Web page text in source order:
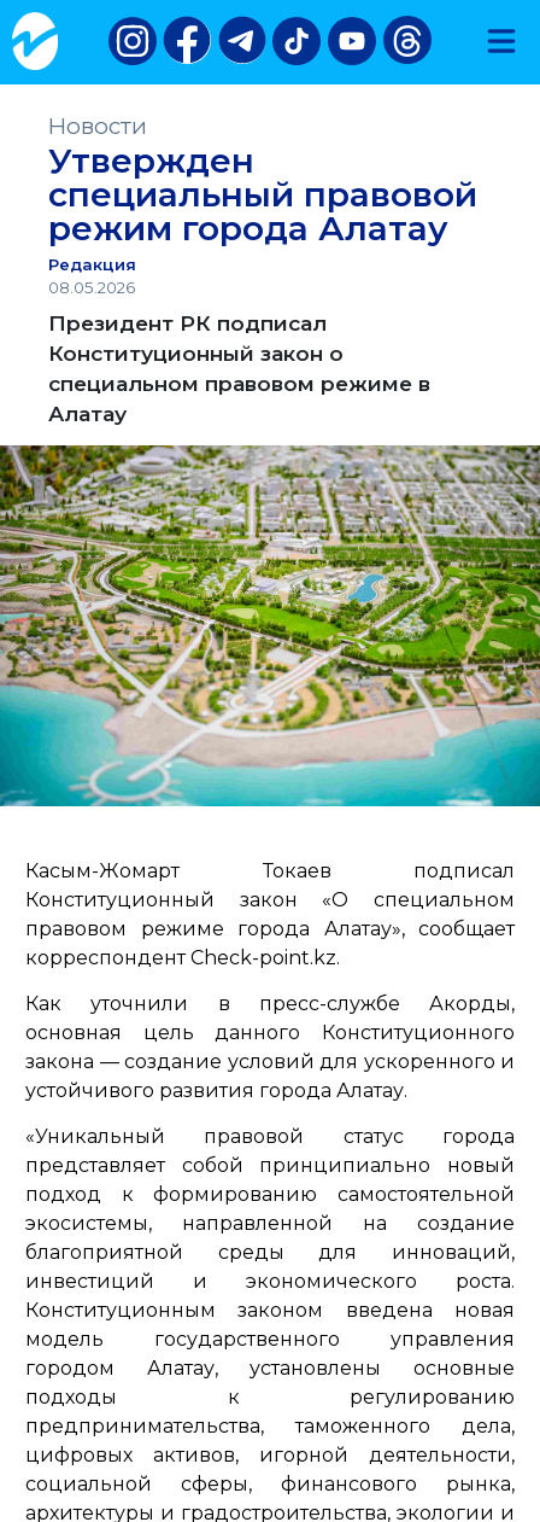
Новости
Утвержден
специальный правовой
режим города Алатау
Редакция
08.05.2026
Президент РК подписал
Конституционный закон о
специальном правовом режиме в
Алатау
Касым-Жомарт Токаев подписал
Конституционный закон «О специальном
правовом режиме города Алатау», сообщает
корреспондент Check-point.kz.
Как уточнили в пресс-службе Акорды,
основная цель данного Конституционного
закона — создание условий для ускоренного и
устойчивого развития города Алатау.
«Уникальный правовой статус города
представляет собой принципиально новый
подход к формированию самостоятельной
экосистемы, направленной на создание
благоприятной среды для инноваций,
инвестиций и экономического роста.
Конституционным законом введена новая
модель государственного управления
городом Алатау, установлены основные
подходы к регулированию
предпринимательства, таможенного дела,
цифровых активов, игорной деятельности,
социальной сферы, финансового рынка,
архитектуры и градостроительства, экологии и